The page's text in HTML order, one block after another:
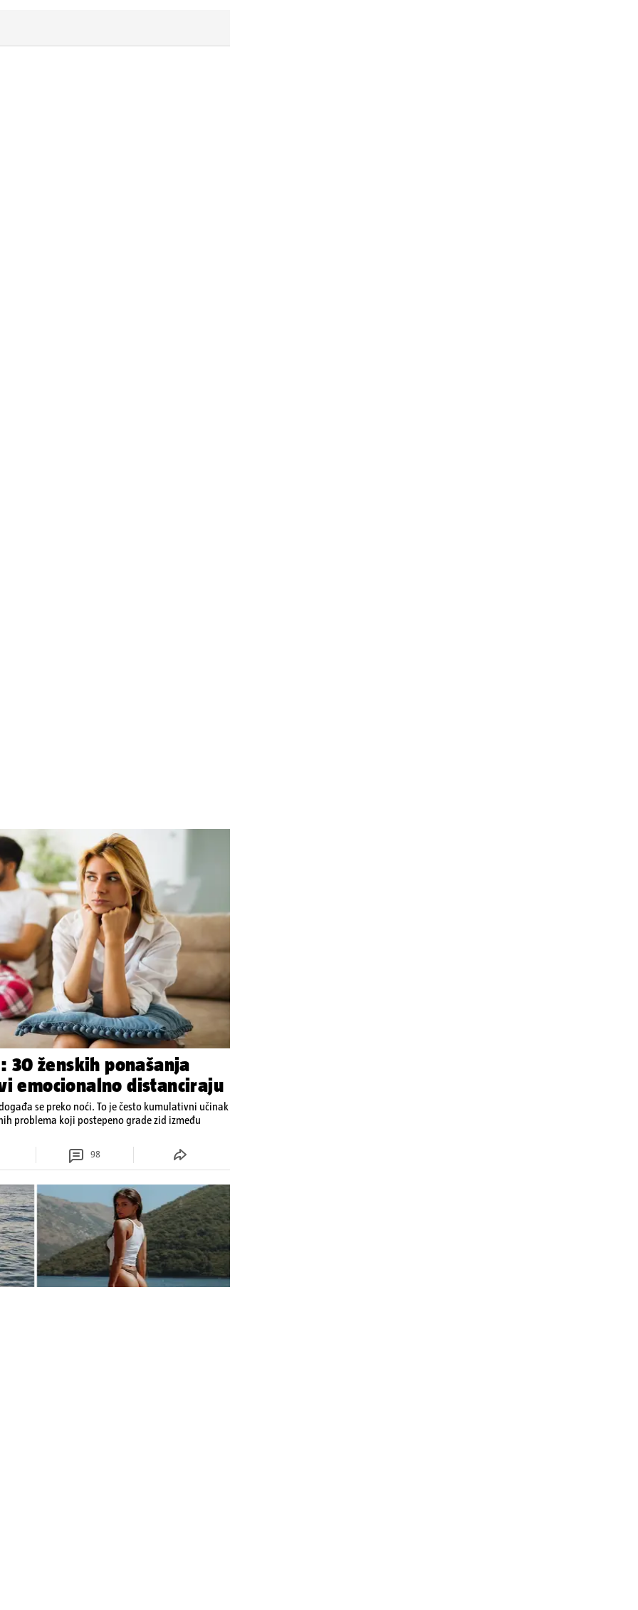
30 ženskih ponašanja
emocionalno distanciraju
se preko noći. To je često kumulativni učinak
problema koji postepeno grade zid između
98